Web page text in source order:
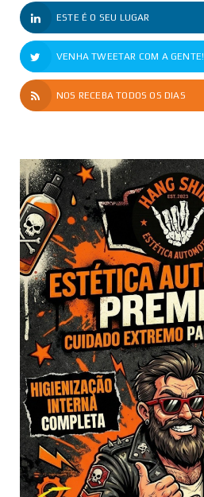
ESTE É O SEU LUGAR
VENHA TWEETAR COM A GENTE!
NOS RECEBA TODOS OS DIAS